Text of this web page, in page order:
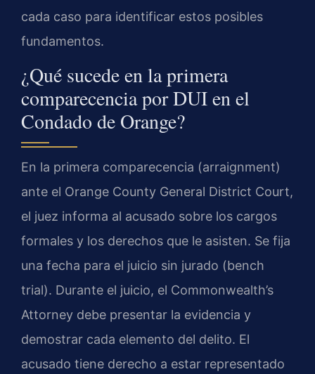
cada caso para identificar estos posibles
fundamentos.
¿Qué sucede en la primera
comparecencia por DUI en el
Condado de Orange?
En la primera comparecencia (arraignment)
ante el Orange County General District Court,
el juez informa al acusado sobre los cargos
formales y los derechos que le asisten. Se fija
una fecha para el juicio sin jurado (bench
trial). Durante el juicio, el Commonwealth’s
Attorney debe presentar la evidencia y
demostrar cada elemento del delito. El
acusado tiene derecho a estar representado